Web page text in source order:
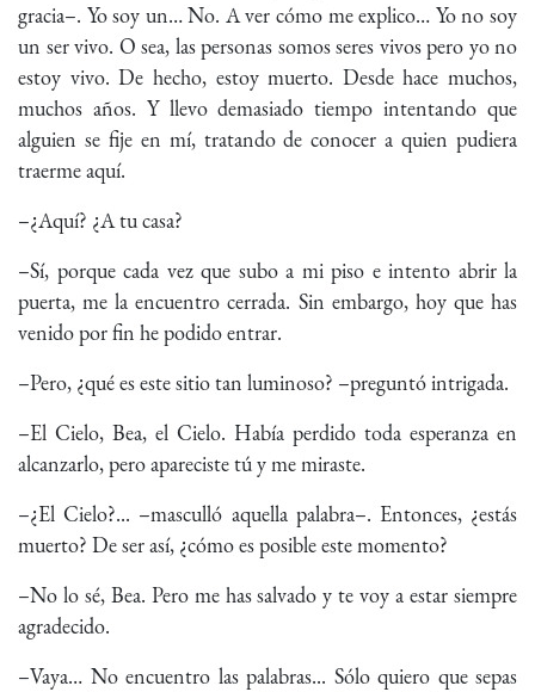
gracia–. Yo soy un… No. A ver cómo me explico… Yo no soy
un ser vivo. O sea, las personas somos seres vivos pero yo no
estoy vivo. De hecho, estoy muerto. Desde hace muchos,
muchos años. Y llevo demasiado tiempo intentando que
alguien se fije en mí, tratando de conocer a quien pudiera
traerme aquí.
–¿Aquí? ¿A tu casa?
–Sí, porque cada vez que subo a mi piso e intento abrir la
puerta, me la encuentro cerrada. Sin embargo, hoy que has
venido por fin he podido entrar.
–Pero, ¿qué es este sitio tan luminoso? –preguntó intrigada.
–El Cielo, Bea, el Cielo. Había perdido toda esperanza en
alcanzarlo, pero apareciste tú y me miraste.
–¿El Cielo?... –masculló aquella palabra–. Entonces, ¿estás
muerto? De ser así, ¿cómo es posible este momento?
–No lo sé, Bea. Pero me has salvado y te voy a estar siempre
agradecido.
–Vaya… No encuentro las palabras... Sólo quiero que sepas